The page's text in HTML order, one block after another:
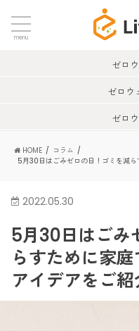
menu
ゼロ
ゼロウ
ゼロ
HOME
コラム
5月30日はごみゼロの日！ゴミを減
2022.05.30
5月30日はごみ
らすために家
アイデアをご紹